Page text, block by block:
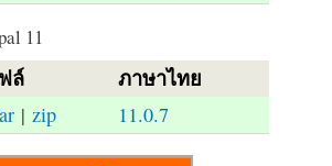
11
ล์ ภาษาไทย
| zip 11.0.7